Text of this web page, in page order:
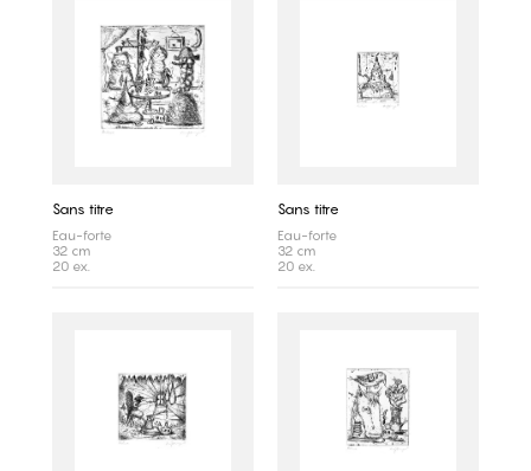
Sans titre
Eau-forte
32 cm
20 ex.
Sans titre
Eau-forte
32 cm
20 ex.